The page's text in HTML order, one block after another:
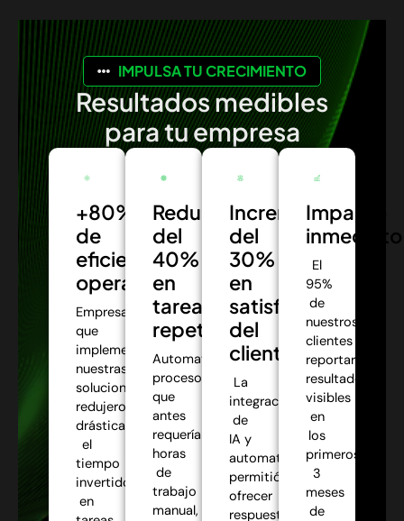
IMPULSA TU CRECIMIENTO
Resultados medibles
para tu empresa
+80%
de
eficiencia
operativa:
Empresas
que
implementaron
nuestras
soluciones
redujeron
drásticamente
el
tiempo
invertido
en
Reducción
del
40%
en
tareas
repetitivas:
Automatizamos
procesos
que
antes
requerían
horas
de
trabajo
manual,
Incremento
del
30%
en
satisfacción
del
cliente:
La
integración
de
IA y
automatización
permitió
ofrecer
respuestas
Impacto
El
95%
de
nuestros
clientes
reportaron
resultados
visibles
en
los
primeros
3
meses
de